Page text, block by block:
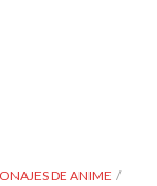
DE ANIME